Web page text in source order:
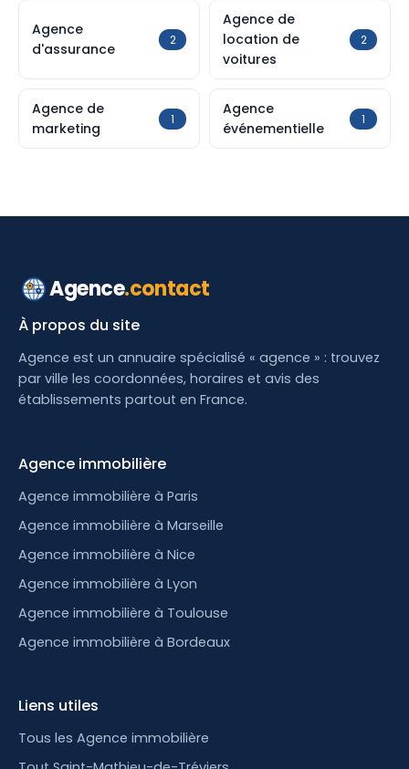
Agence
d'assurance
2
Agence de
location de
voitures
2
Agence de
marketing
1
Agence
événementielle
1
Agence.contact
À propos du site
Agence est un annuaire spécialisé « agence » : trouvez
par ville les coordonnées, horaires et avis des
établissements partout en France.
Agence immobilière
Agence immobilière à Paris
Agence immobilière à Marseille
Agence immobilière à Nice
Agence immobilière à Lyon
Agence immobilière à Toulouse
Agence immobilière à Bordeaux
Liens utiles
Tous les Agence immobilière